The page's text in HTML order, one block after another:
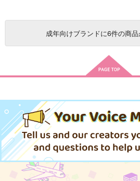
成年向けブランドに6件の商